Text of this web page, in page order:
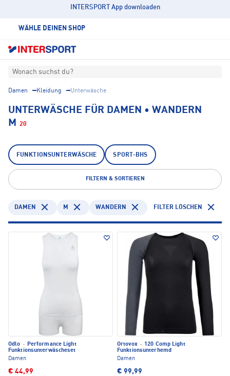
INTERSPORT App downloaden
WÄHLE DEINEN SHOP
Wonach suchst du?
Damen Kleidung Unterwäsche
UNTERWÄSCHE FÜR DAMEN • WANDERN
M 20
FUNKTIONSUNTERWÄSCHE SPORT-BHS
FILTERN & SORTIEREN
DAMEN M WANDERN FILTER LÖSCHEN
Odlo ·
Performance Light
Funktionsunterwäscheset
Damen
€ 44,99
Ortovox · 120 Comp Light
Funktionsunterhemd
Damen
€ 99,99